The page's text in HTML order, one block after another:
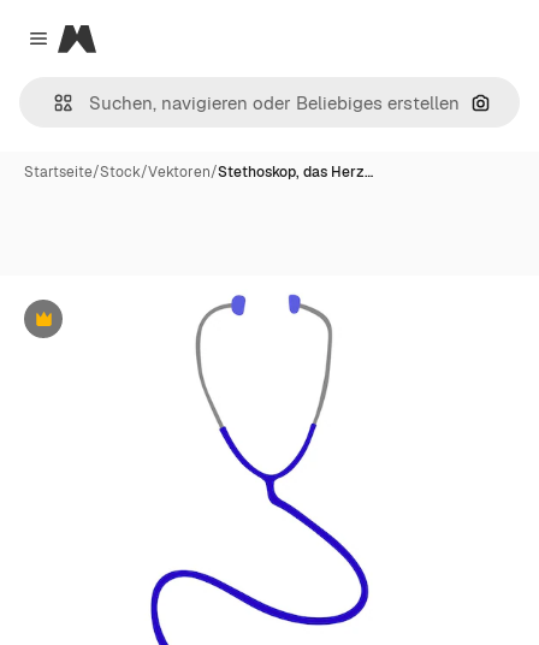
Close menu
Magnific
Nach
Startseite/Stock/Vektoren/Stethoskop, das Herz…
Premium